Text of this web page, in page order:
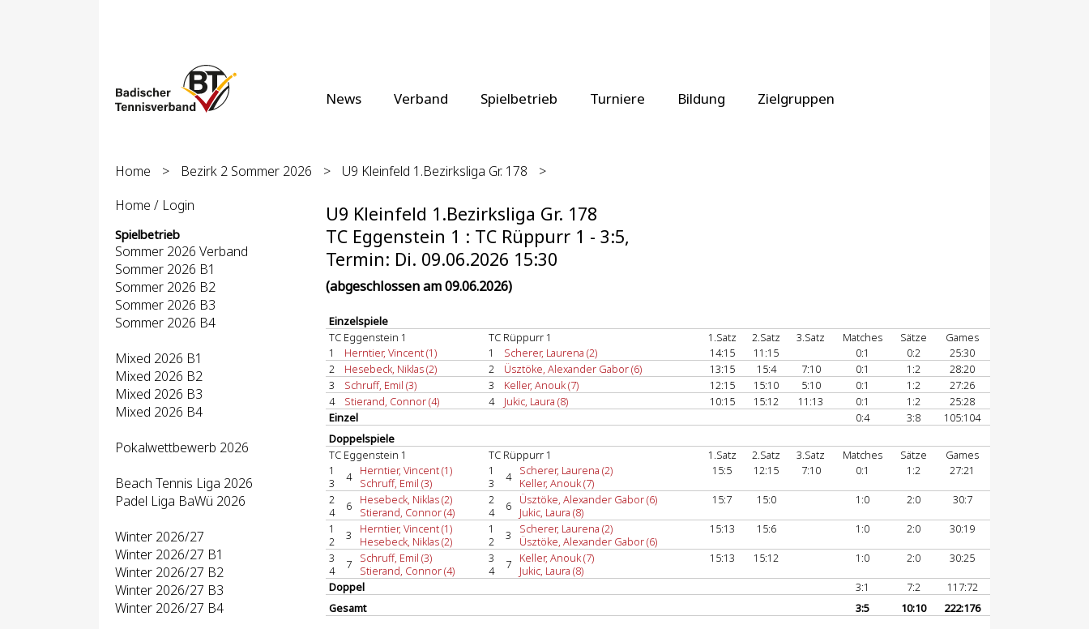
News Verband Spielbetrieb Turniere Bildung Zielgruppen
Home > Bezirk 2 Sommer 2026 > U9 Kleinfeld 1.Bezirksliga Gr. 178
>
Home / Login
Spielbetrieb
Sommer 2026 Verband
Sommer 2026 B1
Sommer 2026 B2
Sommer 2026 B3
Sommer 2026 B4
Mixed 2026 B1
Mixed 2026 B2
Mixed 2026 B3
Mixed 2026 B4
Pokalwettbewerb 2026
Beach Tennis Liga 2026
Padel Liga BaWü 2026
Winter 2026/27
Winter 2026/27 B1
Winter 2026/27 B2
Winter 2026/27 B3
Winter 2026/27 B4
U9 Kleinfeld 1.Bezirksliga Gr. 178
TC Eggenstein 1 : TC Rüppurr 1 - 3:5,
Termin: Di. 09.06.2026 15:30
(abgeschlossen am 09.06.2026)
Einzelspiele
TC Eggenstein 1
TC Rüppurr 1 1.Satz 2.Satz 3.Satz Matches Sätze
Games
1
Herntier, Vincent (1) 1 Scherer, Laurena (2) 14:15 11:15 0:1 0:2
25:30
2
Hesebeck, Niklas (2) 2 Üsztöke, Alexander Gabor (6) 13:15 15:4 7:10 0:1 1:2
28:20
3
Schruff, Emil (3) 3 Keller, Anouk (7) 12:15 15:10 5:10 0:1 1:2
27:26
4
Stierand, Connor (4) 4 Jukic, Laura (8) 10:15 15:12 11:13 0:1 1:2
25:28
Einzel
0:4 3:8
105:104
Doppelspiele
TC Eggenstein 1
TC Rüppurr 1 1.Satz 2.Satz 3.Satz Matches Sätze
Games
1
3
4
Herntier, Vincent (1)
Schruff, Emil (3)
1
3
4
Scherer, Laurena (2)
Keller, Anouk (7)
15:5 12:15 7:10 0:1 1:2
27:21
2
4
6
Hesebeck, Niklas (2)
Stierand, Connor (4)
2
4
6
Üsztöke, Alexander Gabor (6)
Jukic, Laura (8)
15:7 15:0 1:0 2:0
30:7
1
2
3
Herntier, Vincent (1)
Hesebeck, Niklas (2)
1
2
3
Scherer, Laurena (2)
Üsztöke, Alexander Gabor (6)
15:13 15:6 1:0 2:0
30:19
3
4
7
Schruff, Emil (3)
Stierand, Connor (4)
3
4
7
Keller, Anouk (7)
Jukic, Laura (8)
15:13 15:12 1:0 2:0
30:25
Doppel
3:1 7:2
117:72
Gesamt
3:5 10:10 222:176